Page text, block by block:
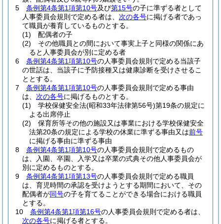
5
条例第4条第1項第10号及び第15号の子に準ずる者として
人事委員会規則で定める者は、 次の各号に掲げる者であっ
て職員が養育しているものとする。
(1)
配偶者の子
(2)
その他職員との間において事実上子と同様の関係にあ
ると人事委員会が別に定める者
6
条例第4条第1項第10号の人事委員会規則で定める当該子
の世話は、当該子に予防接種又は健康診断を受けさせるこ
ととする。
7
条例第4条第1項第10号の人事委員会規則で定める事由
は、 次の各号に掲げるものとする。
(1)
学校保健安全法(昭和33年法律第56号)第19条の規定に
よる出席停止
(2)
保育所等その他の施設又は事業における学校保健安全
法第20条の規定による学校の休業に準ずる事由又は前号
に掲げる事由に準ずる事由
8
条例第4条第1項第10号の人事委員会規則で定めるもの
は、入園、卒園、入学又は卒業の式典その他人事委員会が
別に定めるものとする。
9
条例第4条第1項第13号の人事委員会規則で定める職員
は、育児時間の承認を受けようとする期間において、その
配偶者が同号の子を育てることができる場合における職員
とする。
10
条例第4条第1項第16号の人事委員会規則で定める者は、
次の各号に掲げる者とする。